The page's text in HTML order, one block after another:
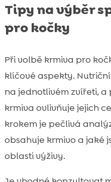
Tipy na výběr
pro kočky
Při volbě krmiva pro
klíčové aspekty.
na jednotlivém zvířeti,
krmiva ovlivňuje jejich
krokem je pečlivá
obsahuje krmivo a jaké
oblasti výživy.